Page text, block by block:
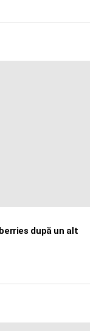
după un alt